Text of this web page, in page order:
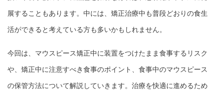
展することもあります。中には、矯正治療中も普段どおりの食生
活ができると考えている方も多いかもしれません。
今回は、マウスピース矯正中に装置をつけたまま食事するリスク
や、矯正中に注意すべき食事のポイント、食事中のマウスピース
の保管方法について解説していきます。治療を快適に進めるため